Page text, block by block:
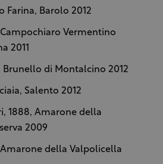
Farina, Barolo 2012
Campochiaro Vermentino
2011
Brunello di Montalcino 2012
Salento 2012
1888, Amarone della
2009
della Valpolicella